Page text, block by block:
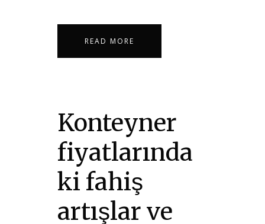
READ MORE
Konteyner
fiyatlarında
ki fahiş
artışlar ve